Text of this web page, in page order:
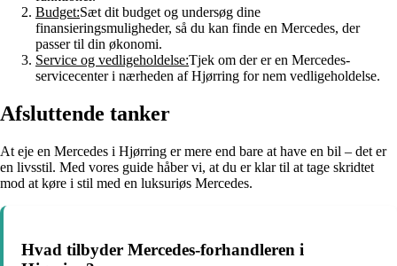
Budget:Sæt dit budget og undersøg dine
finansieringsmuligheder, så du kan finde en Mercedes, der
passer til din økonomi.
Service og vedligeholdelse:Tjek om der er en Mercedes-
servicecenter i nærheden af Hjørring for nem vedligeholdelse.
Afsluttende tanker
At eje en Mercedes i Hjørring er mere end bare at have en bil – det er
en livsstil. Med vores guide håber vi, at du er klar til at tage skridtet
mod at køre i stil med en luksuriøs Mercedes.
Hvad tilbyder Mercedes-forhandleren i